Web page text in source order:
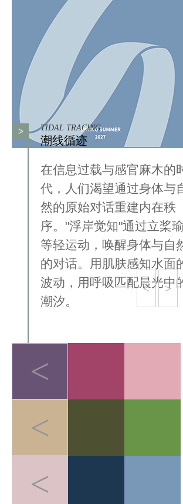
< >
> TIDAL TRACING
潮线循迹
在信息过载与感官麻木的
代，人们渴望通过身体与
然的原始对话重建内在秩
序。"浮岸觉知"通过立桨
等轻运动，唤醒身体与自
的对话。用肌肤感知水面
波动，用呼吸匹配晨光中
潮汐。
<
<
<